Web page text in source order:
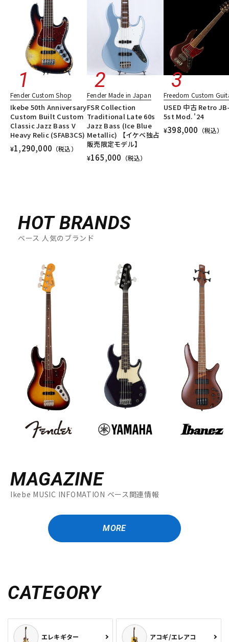
Fender Custom Shop
Ikebe 50th Anniversary
Custom Built Custom
Classic Jazz Bass V
Heavy Relic (SFAB3CS)
¥1,290,000 （税込）
Fender Made in Japan
FSR Collection
Traditional Late 60s
Jazz Bass (Ice Blue
Metallic) 【イケベ独占
販売限定モデル】
¥165,000 （税込）
Freedom Custom
USED 中古 Retro
5st Mod. '24
¥398,000 （税込）
HOT BRANDS
ベース 人気のブランド
MAGAZINE
Ikebe MUSIC INFOMATION ベース関連情報
MORE
CATEGORY
エレキギター アコギ/エレアコ